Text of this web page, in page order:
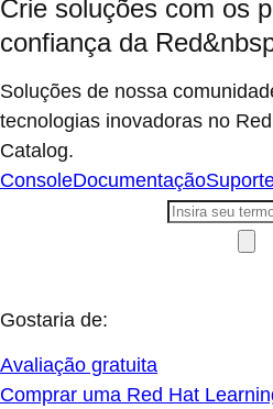
Crie soluções com os
confiança da
Soluções de nossa
tecnologias inovadoras no
Catalog.
ConsoleDocumentação
Gostaria de:
Avaliação gratuita
Comprar uma Red Hat